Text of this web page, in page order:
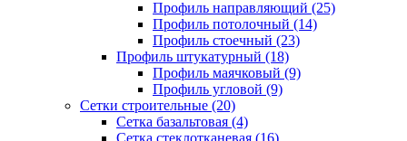
Профиль направляющий (25)
Профиль потолочный (14)
Профиль стоечный (23)
Профиль штукатурный (18)
Профиль маячковый (9)
Профиль угловой (9)
Сетки строительные (20)
Сетка базальтовая (4)
Сетка стеклотканевая (16)